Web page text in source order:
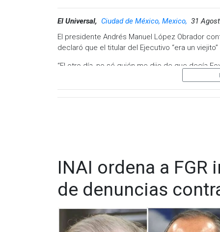
El Universal, Ciudad de México, Mexico, 31
El presidente Andrés Manuel López Obrador
declaró que el titular del Ejecutivo “era un
“El otro día, no sé quién me dijo de que decía
ya soy mayor, ya estoy chocheando como dice
INAI ordena a
de denuncias